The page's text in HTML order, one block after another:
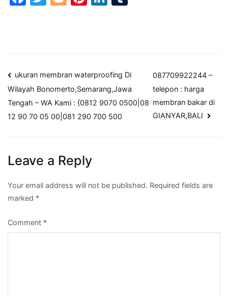
Post
navigation
ukuran membran waterproofing Di
Wilayah Bonomerto,Semarang,Jawa
Tengah – WA Kami : {0812 9070 0500|08
12 90 70 05 00|081 290 700 500
087709922244 –
telepon : harga
membran bakar di
GIANYAR,BALI
Leave a Reply
Your email address will not be published. Required fields are
marked *
Comment *